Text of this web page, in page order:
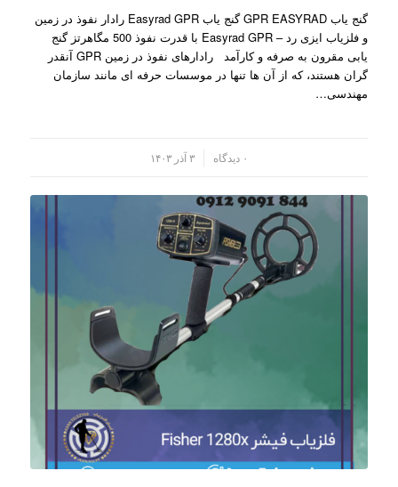
گنج یاب GPR EASYRAD گنج یاب Easyrad GPR رادار نفوذ در زمین
و فلزیاب ایزی رد – Easyrad GPR با قدرت نفوذ 500 مگاهرتز گنج
یابی مقرون به صرفه و کارآمد رادارهای نفوذ در زمین GPR آنقدر
گران هستند، که از آن ها تنها در موسسات حرفه ای مانند سازمان
مهندسی…
۰ دیدگاه ۳ آذر ۱۴۰۳